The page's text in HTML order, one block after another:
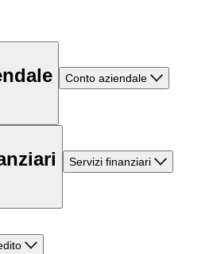
Conto aziendale
Servizi finanziari